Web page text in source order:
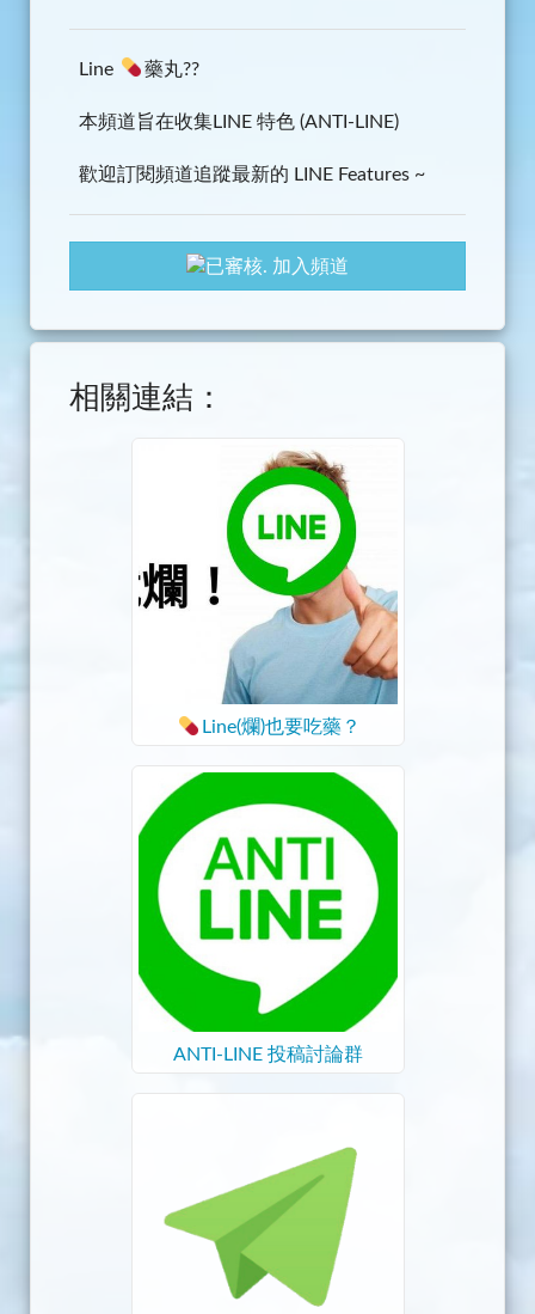
Line 藥丸??
本頻道旨在收集LINE 特色 (ANTI-LINE)
歡迎訂閱頻道追蹤最新的 LINE Features ~
加入頻道
相關連結：
Line(爛)也要吃藥？
ANTI-LINE 投稿討論群